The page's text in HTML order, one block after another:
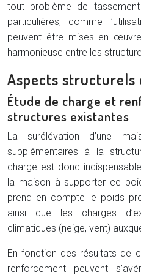
tout problème de
particulières, comme
peuvent être mises en
harmonieuse entre les
Aspects structurels
Étude de charge et
structures existantes
La surélévation d’une
supplémentaires à la
charge est donc
la maison à supporter ce
prend en compte le poids
ainsi que les charges
climatiques (neige, vent)
En fonction des résultats de
renforcement peuvent